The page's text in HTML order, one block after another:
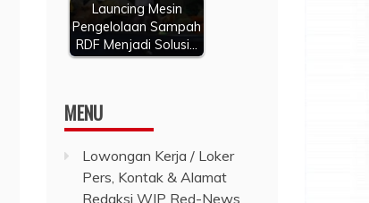
Launcing Mesin
Pengelolaan Sampah
RDF Menjadi Solusi…
MENU
Lowongan Kerja / Loker
Pers, Kontak & Alamat
Redaksi WIP Red-News